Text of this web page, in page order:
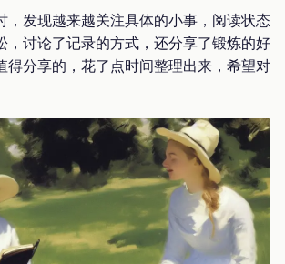
，发现越来越关注具体的小事，阅读状态
，讨论了记录的方式，还分享了锻炼的好
得分享的，花了点时间整理出来，希望对